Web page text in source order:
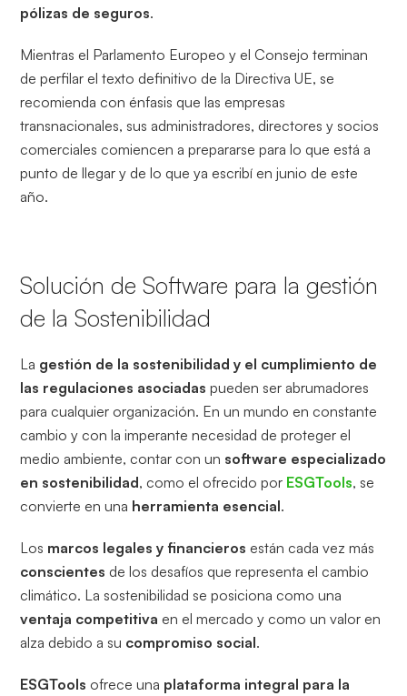
pólizas de seguros.
Mientras el Parlamento Europeo y el Consejo terminan
de perfilar el texto definitivo de la Directiva UE, se
recomienda con énfasis que las empresas
transnacionales, sus administradores, directores y socios
comerciales comiencen a prepararse para lo que está a
punto de llegar y de lo que ya escribí en junio de este
año.
Solución de Software para la gestión
de la Sostenibilidad
La gestión de la sostenibilidad y el cumplimiento de
las regulaciones asociadas pueden ser abrumadores
para cualquier organización. En un mundo en constante
cambio y con la imperante necesidad de proteger el
medio ambiente, contar con un software especializado
en sostenibilidad, como el ofrecido por ESGTools, se
convierte en una herramienta esencial.
Los marcos legales y financieros están cada vez más
conscientes de los desafíos que representa el cambio
climático. La sostenibilidad se posiciona como una
ventaja competitiva en el mercado y como un valor en
alza debido a su compromiso social.
ESGTools ofrece una plataforma integral para la